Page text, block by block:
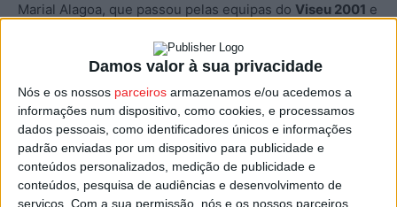
Damos valor à sua privacidade
Nós e os nossos parceiros armazenamos e/ou acedemos a
informações num dispositivo, como cookies, e processamos
dados pessoais, como identificadores únicos e informações
padrão enviadas por um dispositivo para publicidade e
conteúdos personalizados, medição de publicidade e
conteúdos, pesquisa de audiências e desenvolvimento de
serviços. Com a sua permissão, nós e os nossos parceiros
Marial Alagoa, que passou pelas equipas do Viseu 2001 e
Universidade da Florida , nos Estados Unidos, e tem já
um total de 35 internacionalizações por Portugal, tendo
já representado as seleções de Sub15, Sub16, Sub17, e
agora as Sub19, onde alinhou em três jogos.
Filipa Bandeira, média ofensiva, joga noEstoril Praia
depois de ter passado pelosPestinhas, Lusitano de